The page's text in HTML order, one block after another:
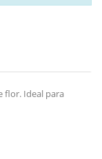
flor. Ideal para